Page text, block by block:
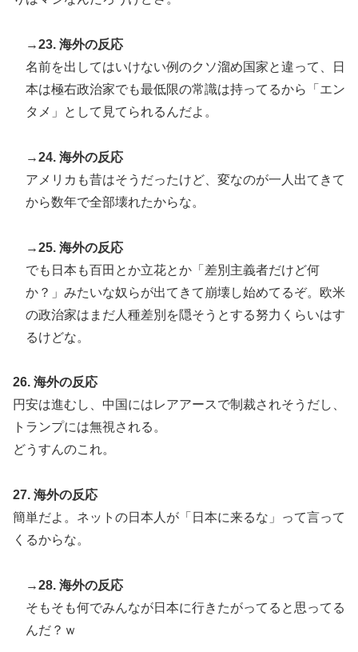
→23. 海外の反応
名前を出してはいけない例のクソ溜め国家と違って、日
本は極右政治家でも最低限の常識は持ってるから「エン
タメ」として見てられるんだよ。
→24. 海外の反応
アメリカも昔はそうだったけど、変なのが一人出てきて
から数年で全部壊れたからな。
→25. 海外の反応
でも日本も百田とか立花とか「差別主義者だけど何
か？」みたいな奴らが出てきて崩壊し始めてるぞ。欧米
の政治家はまだ人種差別を隠そうとする努力くらいはす
るけどな。
26. 海外の反応
円安は進むし、中国にはレアアースで制裁されそうだし、
トランプには無視される。
どうすんのこれ。
27. 海外の反応
簡単だよ。ネットの日本人が「日本に来るな」って言って
くるからな。
→28. 海外の反応
そもそも何でみんなが日本に行きたがってると思ってる
んだ？ｗ